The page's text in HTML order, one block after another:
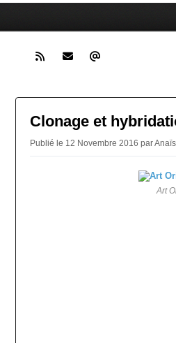
Clonage et
Publié le 12 Novembre 2016 par
Art